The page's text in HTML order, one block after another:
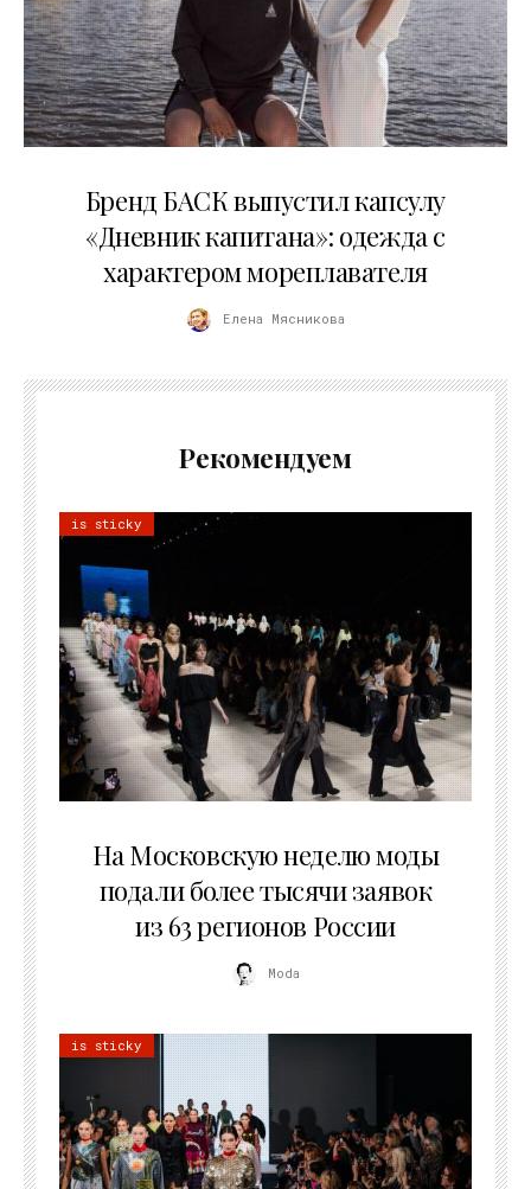
Бренд БАСК выпустил капсулу
«Дневник капитана»: одежда с
характером мореплавателя
Елена Мясникова
Рекомендуем
is sticky
На Московскую неделю моды
подали более тысячи заявок
из 63 регионов России
Moda
is sticky